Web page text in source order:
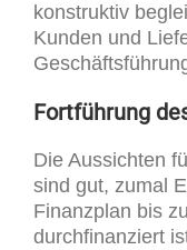
konstruktiv
Kunden und
Fortführung
Die Aussichten
sind gut, zumal
Finanzplan bis
durchfinanziert